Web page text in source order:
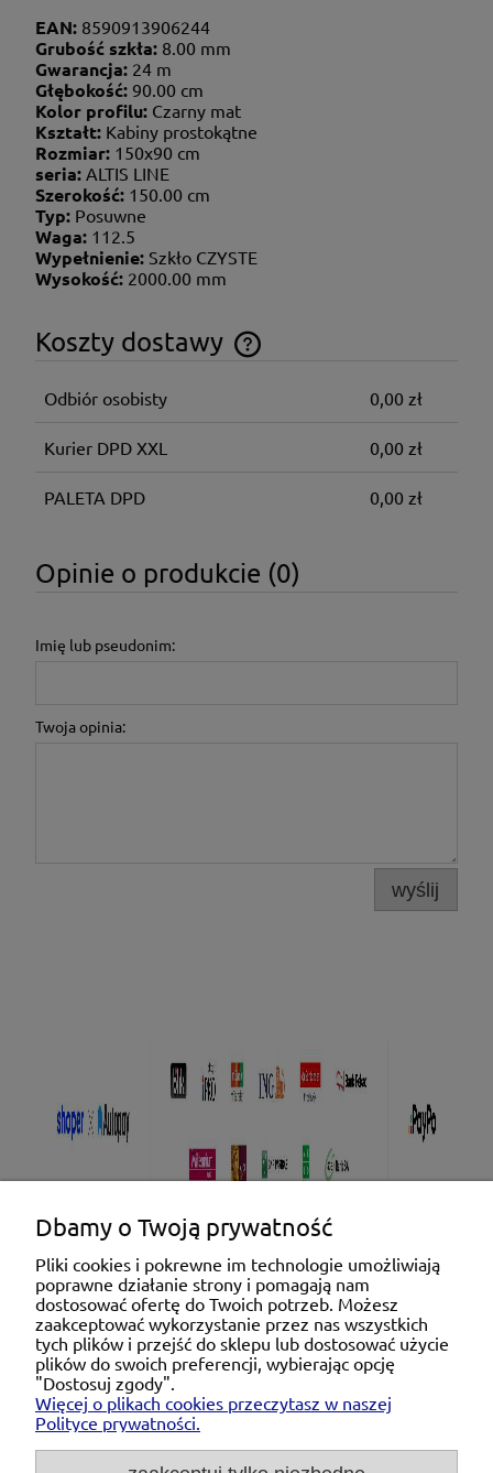
EAN: 8590913906244
Grubość szkła: 8.00 mm
Gwarancja: 24 m
Głębokość: 90.00 cm
Kolor profilu: Czarny mat
Kształt: Kabiny prostokątne
Rozmiar: 150x90 cm
seria: ALTIS LINE
Szerokość: 150.00 cm
Typ: Posuwne
Waga: 112.5
Wypełnienie: Szkło CZYSTE
Wysokość: 2000.00 mm
Koszty dostawy
Cena nie zawiera ewentualnych kosztów płatności
Odbiór osobisty 0,00 zł
Kurier DPD XXL 0,00 zł
PALETA DPD 0,00 zł
Opinie o produkcie (0)
Imię lub pseudonim:
Twoja opinia:
wyślij
Pomoc
Moje konto
Płatności i dostawa
O nas
Dbamy o Twoją prywatność
Pliki cookies i pokrewne im technologie umożliwiają
poprawne działanie strony i pomagają nam
dostosować ofertę do Twoich potrzeb. Możesz
zaakceptować wykorzystanie przez nas wszystkich
tych plików i przejść do sklepu lub dostosować użycie
plików do swoich preferencji, wybierając opcję
"Dostosuj zgody".
Więcej o plikach cookies przeczytasz w naszej
Polityce prywatności.